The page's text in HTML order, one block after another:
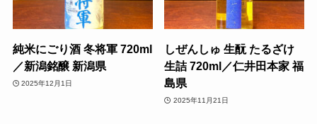
純米にごり酒 冬将軍 720ml
／新潟銘醸 新潟県
2025年12月1日
しぜんしゅ 生酛 たるざけ
生詰 720ml／仁井田本家 福
島県
2025年11月21日